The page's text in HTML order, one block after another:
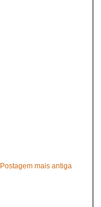
Postagem mais antiga